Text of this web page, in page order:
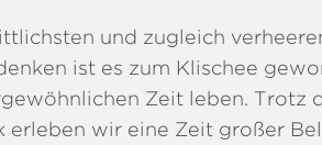
und zugleich
ist es zum Klischee
Zeit leben. Trotz
erleben wir eine Zeit großer